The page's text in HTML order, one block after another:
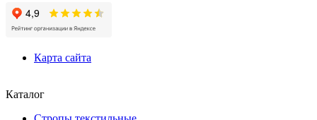
Карта сайта
Каталог